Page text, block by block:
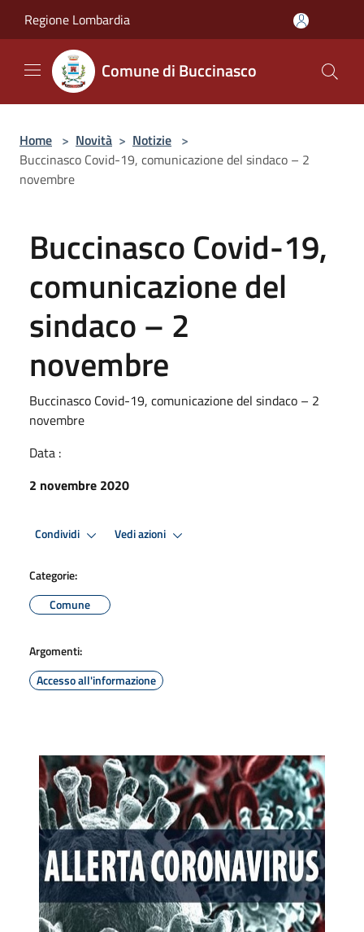
Regione Lombardia
Comune di Buccinasco
Home > Novità > Notizie >
Buccinasco Covid-19, comunicazione del sindaco – 2
novembre
Buccinasco Covid-19,
comunicazione del
sindaco – 2
novembre
Buccinasco Covid-19, comunicazione del sindaco – 2
novembre
Data :
2 novembre 2020
Condividi Vedi azioni
Categorie:
Comune
Argomenti:
Accesso all'informazione